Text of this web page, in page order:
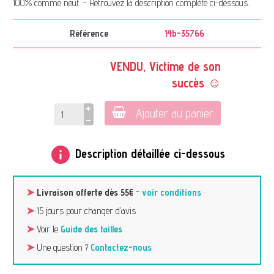
100% comme neuf. – Retrouvez la description complète ci-dessous.
Référence 14b-35766
VENDU, Victime de son
succès ☺
Ajouter au panier
info Description détaillée ci-dessous
➤ Livraison offerte dès 55€ -voir conditions
➤15 jours pour changer d’avis
➤Voir le Guide des tailles
➤Une question ? Contactez-nous